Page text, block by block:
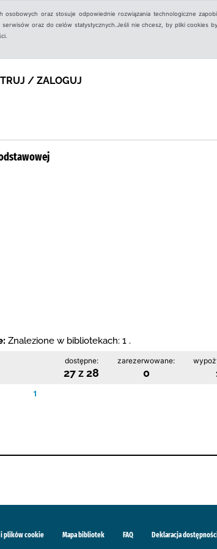
oraz stosuje odpowiednie rozwiązania technologiczne
oraz do celów statystycznych.Jeśli nie chcesz, by pliki cookies
/ ZALOGUJ
Znalezione w bibliotekach: 1 .
dostępne:
27 z 28
zarezerwowane:
0
1
plików cookie Mapa bibliotek FAQ Deklaracja